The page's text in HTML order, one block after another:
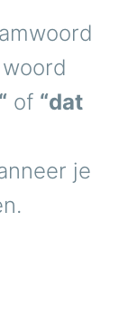
of “dat
je